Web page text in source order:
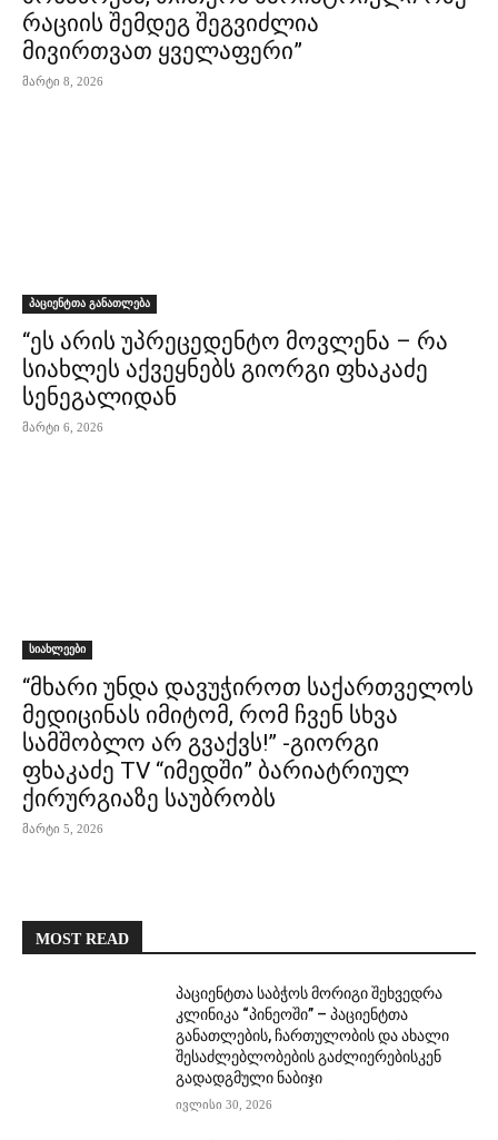
რაციის შემდეგ შეგვიძლია
მივირთვათ ყველაფერი”
მარტი 8, 2026
პაციენტთა განათლება
“ეს არის უპრეცედენტო მოვლენა – რა
სიახლეს აქვეყნებს გიორგი ფხაკაძე
სენეგალიდან
მარტი 6, 2026
სიახლეები
“მხარი უნდა დავუჭიროთ საქართველოს
მედიცინას იმიტომ, რომ ჩვენ სხვა
სამშობლო არ გვაქვს!” -გიორგი
ფხაკაძე TV “იმედში” ბარიატრიულ
ქირურგიაზე საუბრობს
მარტი 5, 2026
MOST READ
პაციენტთა საბჭოს მორიგი შეხვედრა
კლინიკა “პინეოში” – პაციენტთა
განათლების, ჩართულობის და ახალი
შესაძლებლობების გაძლიერებისკენ
გადადგმული ნაბიჯი
ივლისი 30, 2026